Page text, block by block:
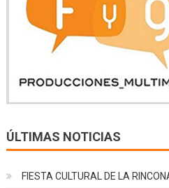
ÚLTIMAS NOTICIAS
FIESTA CULTURAL DE LA